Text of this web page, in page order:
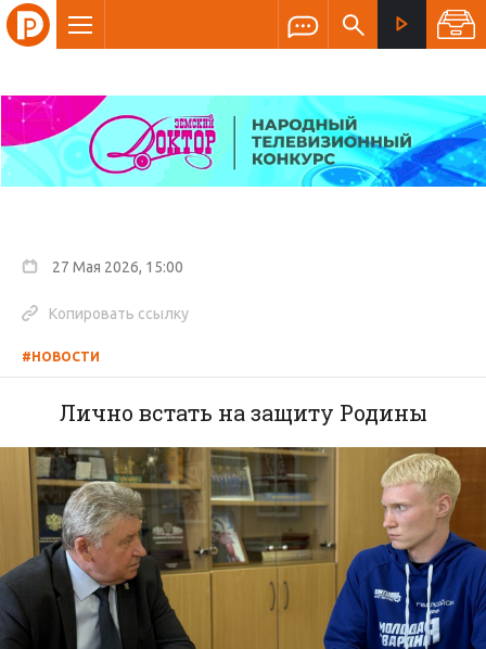
27 Мая 2026, 15:00
Копировать ссылку
#НОВОСТИ
Лично встать на защиту Родины